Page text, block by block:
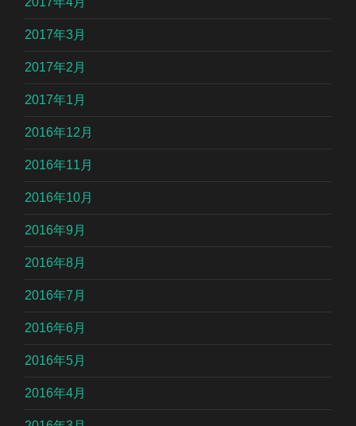
2017年3月
2017年2月
2017年1月
2016年12月
2016年11月
2016年10月
2016年9月
2016年8月
2016年7月
2016年6月
2016年5月
2016年4月